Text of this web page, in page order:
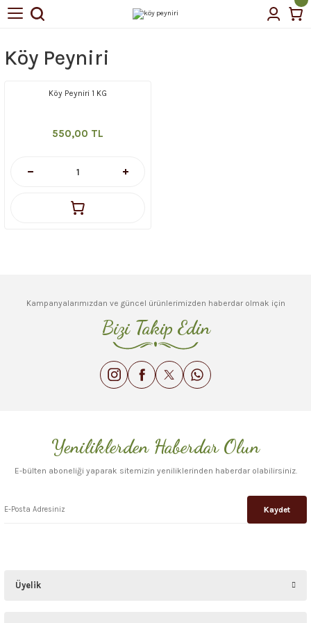
Geri Dön
Geri Dön
Yağı
Köy Peyniri
Köy Peyniri 1 KG
550,00 TL
Kampanyalarımızdan ve güncel ürünlerimizden haberdar olmak için
Bizi Takip Edin
Yeniliklerden Haberdar Olun
E-bülten aboneliği yaparak sitemizin yeniliklerinden haberdar olabilirsiniz.
Kaydet
Üyelik